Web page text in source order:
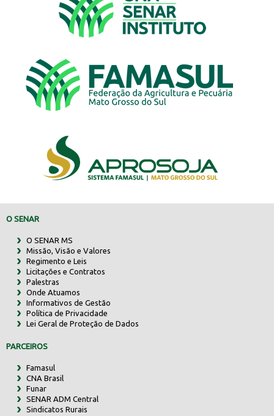
O SENAR
O SENAR MS
Missão, Visão e Valores
Regimento e Leis
Licitações e Contratos
Palestras
Onde Atuamos
Informativos de Gestão
Política de Privacidade
Lei Geral de Proteção de Dados
PARCEIROS
Famasul
CNA Brasil
Funar
SENAR ADM Central
Sindicatos Rurais